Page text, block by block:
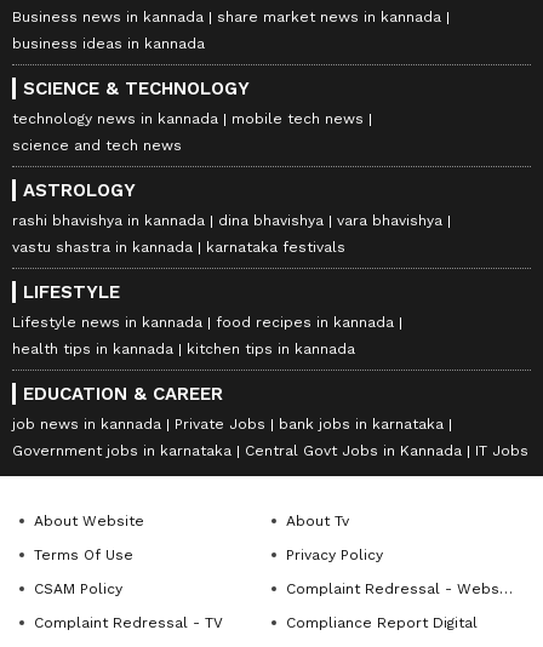
Business news in kannada
share market news in kannada
business ideas in kannada
SCIENCE & TECHNOLOGY
technology news in kannada
mobile tech news
science and tech news
ASTROLOGY
rashi bhavishya in kannada dina bhavishya
vara bhavishya
vastu shastra in kannada
karnataka festivals
LIFESTYLE
Lifestyle news in kannada
food recipes in kannada
health tips in kannada
kitchen tips in kannada
EDUCATION & CAREER
job news in kannada Private Jobs
bank jobs in karnataka
Government jobs in karnataka
Central Govt Jobs in Kannada IT Jobs
About Website
About Tv
Terms Of Use
Privacy Policy
CSAM Policy
Complaint Redressal - Website
Complaint Redressal - TV
Compliance Report Digital